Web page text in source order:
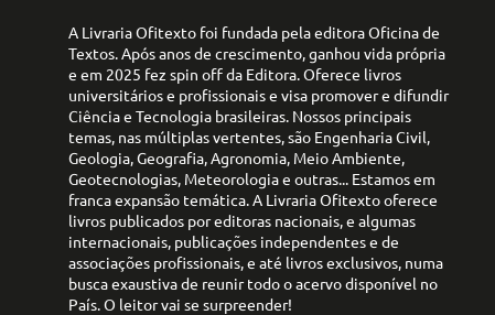
A Livraria Ofitexto foi fundada pela editora Oficina de
Textos. Após anos de crescimento, ganhou vida própria
e em 2025 fez spin off da Editora. Oferece livros
universitários e profissionais e visa promover e difundir
Ciência e Tecnologia brasileiras. Nossos principais
temas, nas múltiplas vertentes, são Engenharia Civil,
Geologia, Geografia, Agronomia, Meio Ambiente,
Geotecnologias, Meteorologia e outras... Estamos em
franca expansão temática. A Livraria Ofitexto oferece
livros publicados por editoras nacionais, e algumas
internacionais, publicações independentes e de
associações profissionais, e até livros exclusivos, numa
busca exaustiva de reunir todo o acervo disponível no
País. O leitor vai se surpreender!